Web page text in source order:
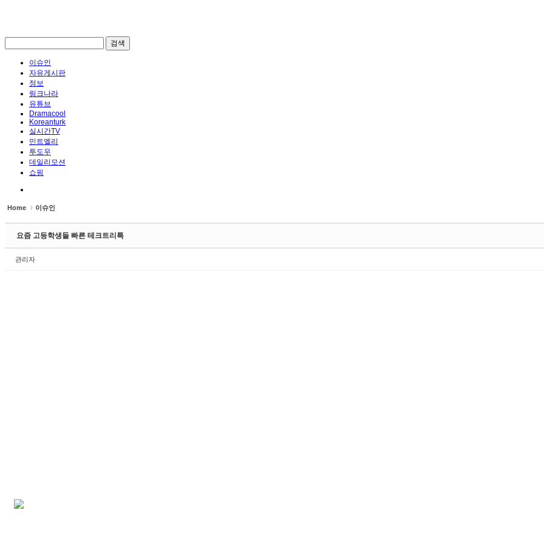
이슈인
자유게시판
정보
링크나라
유튜브
Dramacool
Koreanturk
실시간TV
민트엘리
투도우
데일리모션
쇼핑
Home 이슈인
요즘 고등학생들 빠른 테크트리특
관리자
Sketchbook5, 스케치북5
Sketchbook5, 스케치북5
Sketchbook5, 스케치북5
Sketchbook5, 스케치북5